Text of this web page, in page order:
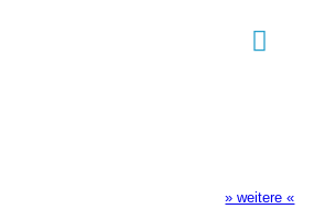
» weitere «